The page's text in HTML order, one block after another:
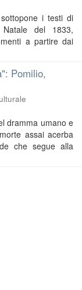
i testi di
del 1833,
a partire dai
Pomilio,
dramma umano e
assai acerba
che segue alla